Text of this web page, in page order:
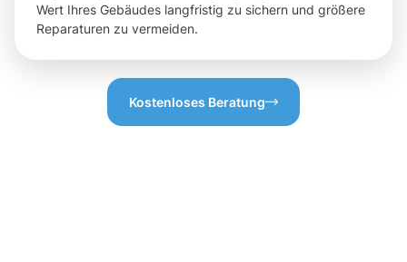
Wert Ihres Gebäudes langfristig zu sichern und größere
Reparaturen zu vermeiden.
Kostenloses Beratung